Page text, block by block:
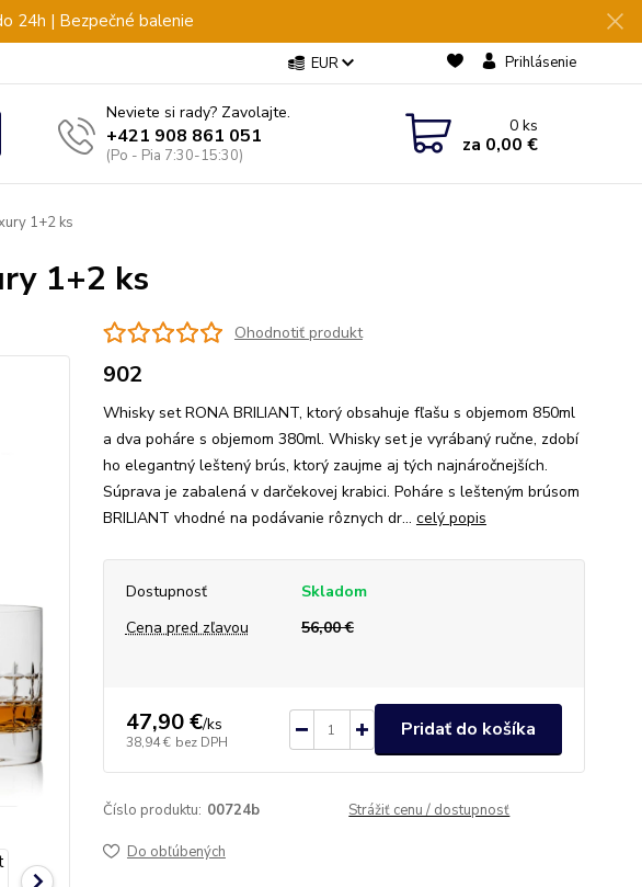
24h | Bezpečné balenie
EUR Prihlásenie
Neviete si rady? Zavolajte.
+421 908 861 051
(Po - Pia 7:30-15:30)
0ks
za 0,00 €
1+2 ks
1+2 ks
Ohodnotiť produkt
902
Whisky set RONA BRILIANT, ktorý obsahuje fľašu s objemom 850ml
a dva poháre s objemom 380ml. Whisky set je vyrábaný ručne, zdobí
ho elegantný leštený brús, ktorý zaujme aj tých najnáročnejších.
Súprava je zabalená v darčekovej krabici. Poháre s lešteným brúsom
BRILIANT vhodné na podávanie rôznych dr... celý popis
Dostupnosť
Skladom
Cena pred zľavou
56,00 €
47,90 €/ks
38,94 € bez DPH
Pridať do košíka
Číslo produktu: 00724b Strážiť cenu / dostupnosť
Do obľúbených